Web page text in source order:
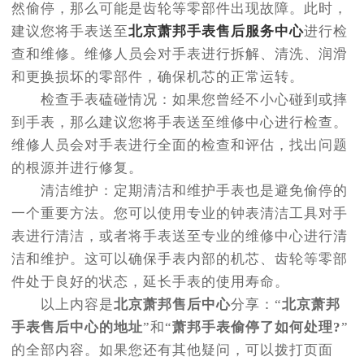
然偷停，那么可能是齿轮等零部件出现故障。此时，
建议您将手表送至北京萧邦手表售后服务中心进行检
查和维修。维修人员会对手表进行拆解、清洗、润滑
和更换损坏的零部件，确保机芯的正常运转。
检查手表磕碰情况：如果您曾经不小心碰到或摔
到手表，那么建议您将手表送至维修中心进行检查。
维修人员会对手表进行全面的检查和评估，找出问题
的根源并进行修复。
清洁维护：定期清洁和维护手表也是避免偷停的
一个重要方法。您可以使用专业的钟表清洁工具对手
表进行清洁，或者将手表送至专业的维修中心进行清
洁和维护。这可以确保手表内部的机芯、齿轮等零部
件处于良好的状态，延长手表的使用寿命。
以上内容是北京萧邦售后中心分享：“北京萧邦
手表售后中心的地址”和“萧邦手表偷停了如何处理?”
的全部内容。如果您还有其他疑问，可以拨打页面